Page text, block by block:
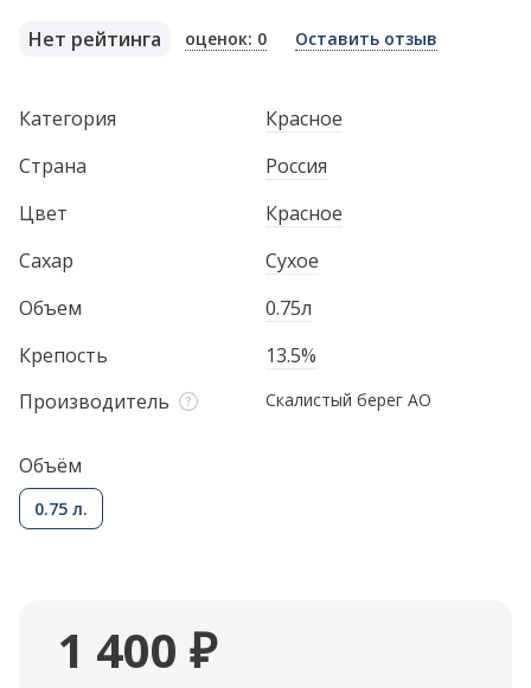
Нет рейтинга оценок: 0 Оставить отзыв
Категория
Красное
Страна
Россия
Цвет
Красное
Сахар
Сухое
Объем
0.75л
Крепость
13.5%
Производитель
Скалистый берег АО
Объём
0.75 л.
1 400 ₽